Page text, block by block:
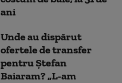
ani
Unde au dispărut
ofertele de transfer
pentru Ștefan
Baiaram? „L-am